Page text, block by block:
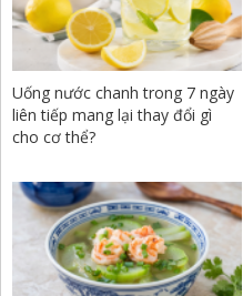
Uống nước chanh trong 7 ngày
liên tiếp mang lại thay đổi gì
cho cơ thể?